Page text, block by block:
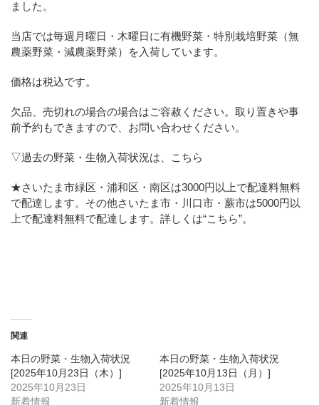
ました。
当店では毎週月曜日・木曜日に有機野菜・特別栽培野菜（無
農薬野菜・減農薬野菜）を入荷しています。
価格は税込です。
欠品、売切れの場合の場合はご容赦ください。取り置きや事
前予約もできますので、お問い合わせください。
▽過去の野菜・生物入荷状況は、こちら
★さいたま市緑区・浦和区・南区は3000円以上で配達料無料
で配達します。その他さいたま市・川口市・蕨市は5000円以
上で配達料無料で配達します。詳しくは“こちら”。
関連
本日の野菜・生物入荷状況
[2025年10月23日（木）]
2025年10月23日
新着情報
本日の野菜・生物入荷状況
[2025年10月13日（月）]
2025年10月13日
新着情報